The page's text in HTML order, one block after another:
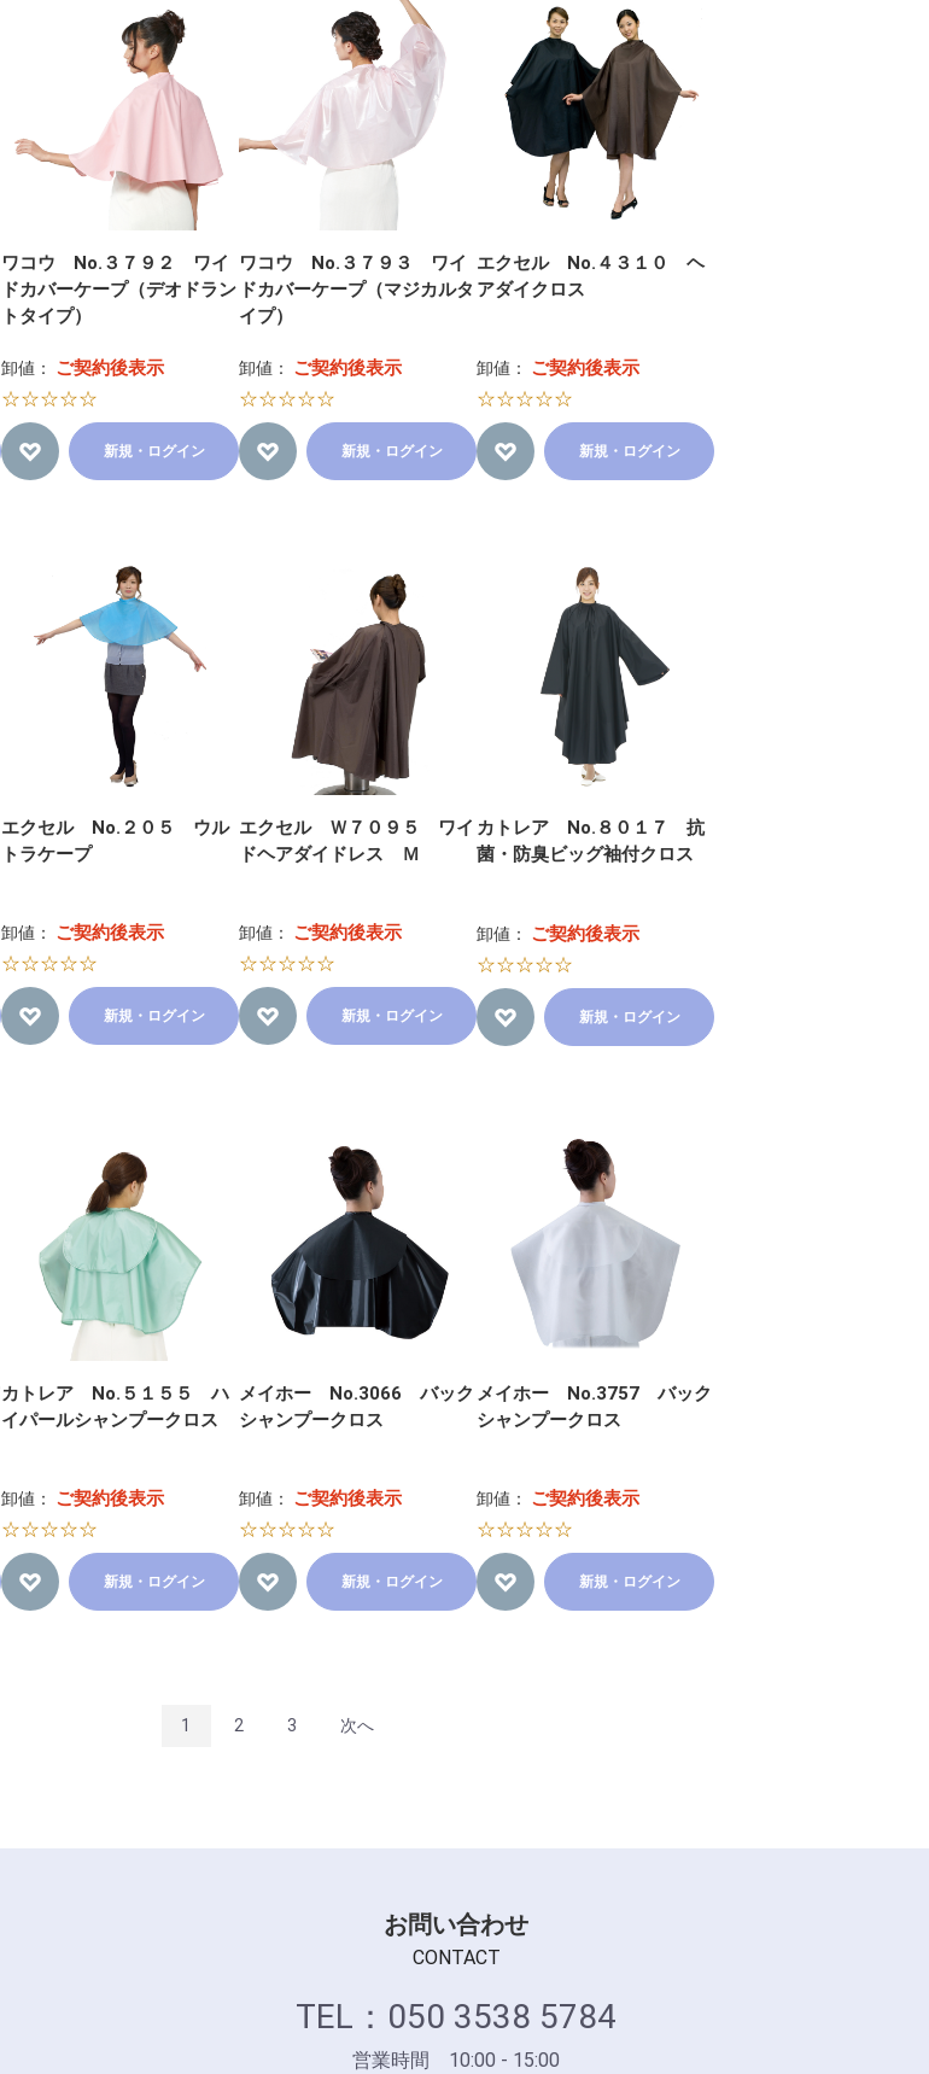
ワコウ No.３７９２ ワイ
ドカバーケープ（デオドラン
トタイプ）
卸値： ご契約後表示
☆☆☆☆☆
新規・ログイン
ワコウ No.３７９３ ワイ
ドカバーケープ（マジカルタ
イプ）
卸値： ご契約後表示
☆☆☆☆☆
新規・ログイン
エクセル No.４３１０ ヘ
アダイクロス
卸値： ご契約後表示
☆☆☆☆☆
新規・ログイン
エクセル No.２０５ ウル
トラケープ
卸値： ご契約後表示
☆☆☆☆☆
新規・ログイン
エクセル Ｗ７０９５ ワイ
ドヘアダイドレス Ｍ
卸値： ご契約後表示
☆☆☆☆☆
新規・ログイン
カトレア No.８０１７ 抗
菌・防臭ビッグ袖付クロス
卸値： ご契約後表示
☆☆☆☆☆
新規・ログイン
カトレア No.５１５５ ハ
イパールシャンプークロス
卸値： ご契約後表示
☆☆☆☆☆
新規・ログイン
メイホー No.3066 バック
シャンプークロス
卸値： ご契約後表示
☆☆☆☆☆
新規・ログイン
メイホー No.3757 バック
シャンプークロス
卸値： ご契約後表示
☆☆☆☆☆
新規・ログイン
1 2 3 次へ
お問い合わせ
CONTACT
TEL：050 3538 5784
営業時間 10:00 - 15:00